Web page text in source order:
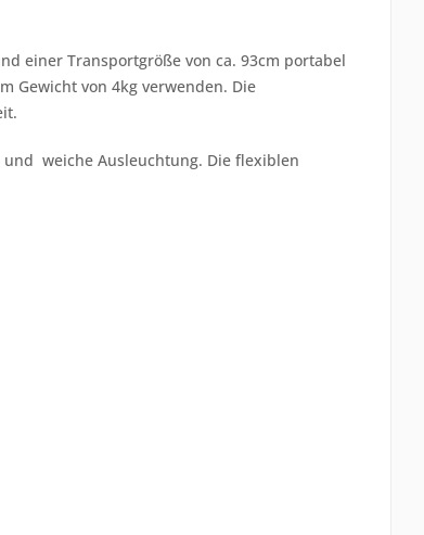
einer Transportgröße von ca. 93cm portabel
Gewicht von 4kg verwenden. Die
weiche Ausleuchtung. Die flexiblen